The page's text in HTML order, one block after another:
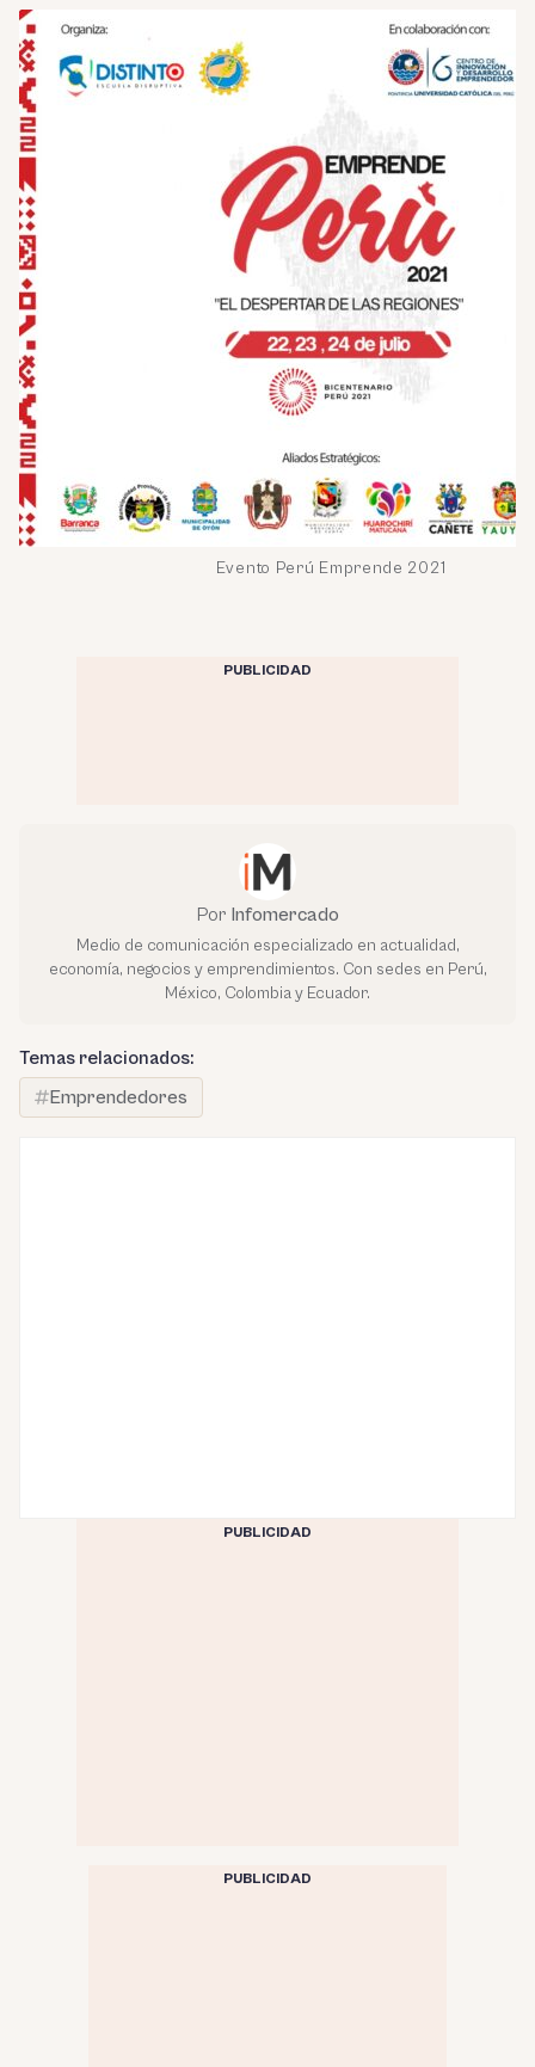
Evento Perú Emprende 2021
PUBLICIDAD
Por Infomercado
Medio de comunicación especializado en actualidad,
economía, negocios y emprendimientos. Con sedes en Perú,
México, Colombia y Ecuador.
Temas relacionados:
Emprendedores
PUBLICIDAD
PUBLICIDAD